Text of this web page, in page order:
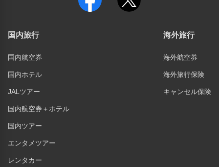
国内旅行
国内航空券
国内ホテル
JALツアー
国内航空券＋ホテル
国内ツアー
エンタメツアー
レンタカー
海外旅行
海外航空券
海外旅行保険
キャンセル保険